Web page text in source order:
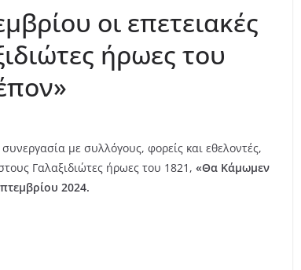
οι επετειακές
ήρωες του
με συλλόγους, φορείς και εθελοντές,
Γαλαξιδιώτες ήρωες του 1821, «Θα Κάμωμεν
2024.